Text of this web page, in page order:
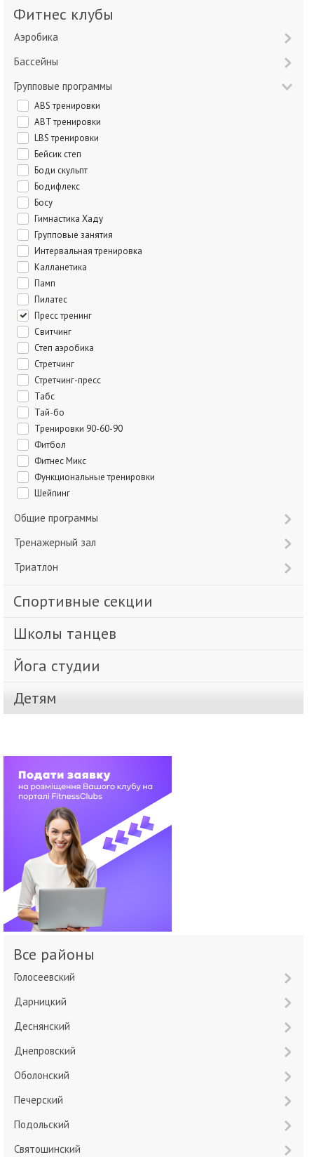
Фитнес клубы
Аэробика
Бассейны
Групповые программы
ABS тренировки
ABT тренировки
LBS тренировки
Бейсик степ
Боди скульпт
Бодифлекс
Босу
Гимнастика Хаду
Групповые занятия
Интервальная тренировка
Калланетика
Памп
Пилатес
Пресс тренинг
Свитчинг
Степ аэробика
Стретчинг
Стретчинг-пресс
Табс
Тай-бо
Тренировки 90-60-90
Фитбол
Фитнес Микс
Функциональные тренировки
Шейпинг
Общие программы
Тренажерный зал
Триатлон
Спортивные секции
Школы танцев
Йога студии
Детям
Все районы
Голосеевский
Дарницкий
Деснянский
Днепровский
Оболонский
Печерский
Подольский
Святошинский